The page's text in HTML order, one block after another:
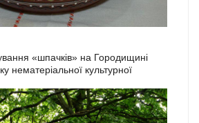
«шпачків» на Городищині
нематеріальної культурної